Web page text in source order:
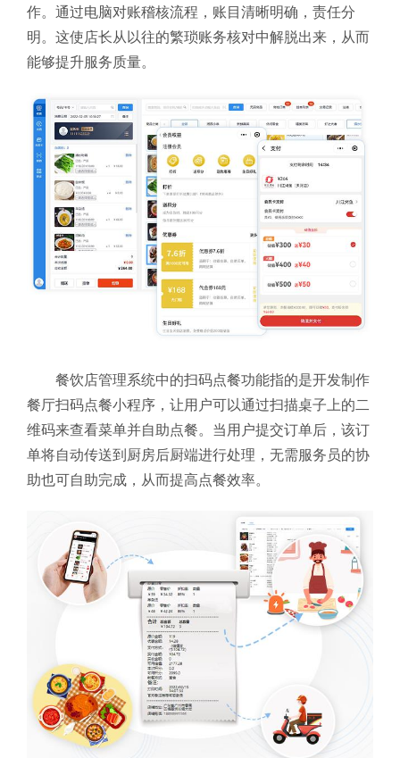
作。通过电脑对账稽核流程，账目清晰明确，责任分
明。这使店长从以往的繁琐账务核对中解脱出来，从而
能够提升服务质量。
餐饮店管理系统中的扫码点餐功能指的是开发制作
餐厅扫码点餐小程序，让用户可以通过扫描桌子上的二
维码来查看菜单并自助点餐。当用户提交订单后，该订
单将自动传送到厨房后厨端进行处理，无需服务员的协
助也可自助完成，从而提高点餐效率。